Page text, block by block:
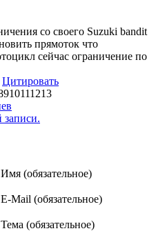
со своего Suzuki bandit
прямоток что
сейчас ограничение по
Цитировать
910111213
записи.
Имя (обязательное)
E-Mail (обязательное)
Тема (обязательное)